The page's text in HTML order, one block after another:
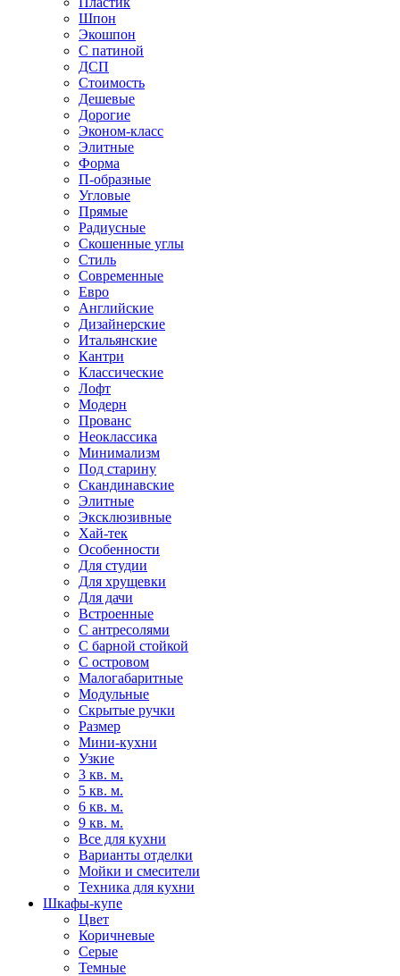
Шпон
Экошпон
С патиной
ДСП
Стоимость
Дешевые
Дорогие
Эконом-класс
Элитные
Форма
П-образные
Угловые
Прямые
Радиусные
Скошенные углы
Стиль
Современные
Евро
Английские
Дизайнерские
Итальянские
Кантри
Классические
Лофт
Модерн
Прованс
Неоклассика
Минимализм
Под старину
Скандинавские
Элитные
Эксклюзивные
Хай-тек
Особенности
Для студии
Для хрущевки
Для дачи
Встроенные
С антресолями
С барной стойкой
С островом
Малогабаритные
Модульные
Скрытые ручки
Размер
Мини-кухни
Узкие
3 кв. м.
5 кв. м.
6 кв. м.
9 кв. м.
Все для кухни
Варианты отделки
Мойки и смесители
Техника для кухни
Шкафы-купе
Цвет
Коричневые
Серые
Темные